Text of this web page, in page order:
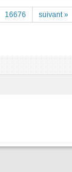
16676 suivant »